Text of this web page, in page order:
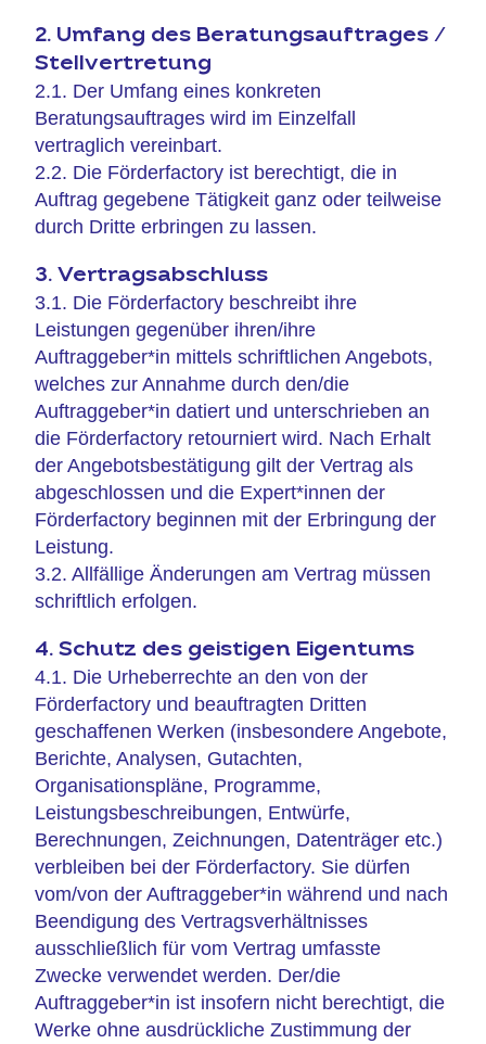
2. Umfang des Beratungsauftrages /
Stellvertretung
2.1. Der Umfang eines konkreten
Beratungsauftrages wird im Einzelfall
vertraglich vereinbart.
2.2. Die Förderfactory ist berechtigt, die in
Auftrag gegebene Tätigkeit ganz oder teilweise
durch Dritte erbringen zu lassen.
3. Vertragsabschluss
3.1. Die Förderfactory beschreibt ihre
Leistungen gegenüber ihren/ihre
Auftraggeber*in mittels schriftlichen Angebots,
welches zur Annahme durch den/die
Auftraggeber*in datiert und unterschrieben an
die Förderfactory retourniert wird. Nach Erhalt
der Angebotsbestätigung gilt der Vertrag als
abgeschlossen und die Expert*innen der
Förderfactory beginnen mit der Erbringung der
Leistung.
3.2. Allfällige Änderungen am Vertrag müssen
schriftlich erfolgen.
4. Schutz des geistigen Eigentums
4.1. Die Urheberrechte an den von der
Förderfactory und beauftragten Dritten
geschaffenen Werken (insbesondere Angebote,
Berichte, Analysen, Gutachten,
Organisationspläne, Programme,
Leistungsbeschreibungen, Entwürfe,
Berechnungen, Zeichnungen, Datenträger etc.)
verbleiben bei der Förderfactory. Sie dürfen
vom/von der Auftraggeber*in während und nach
Beendigung des Vertragsverhältnisses
ausschließlich für vom Vertrag umfasste
Zwecke verwendet werden. Der/die
Auftraggeber*in ist insofern nicht berechtigt, die
Werke ohne ausdrückliche Zustimmung der